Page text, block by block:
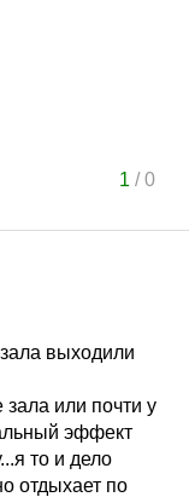
1 /0
выходили
или почти у
эффект
то и дело
отдыхает по